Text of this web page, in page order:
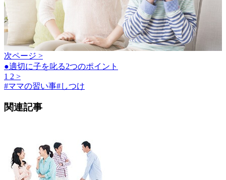
次ページ >
●適切に子を叱る2つのポイント
1 2 >
#ママの習い事#しつけ
関連記事